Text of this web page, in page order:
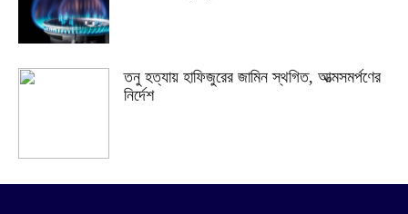
তনু হত্যায় হাফিজুরের জামিন স্থগিত, আত্মসমর্পণের
নির্দেশ